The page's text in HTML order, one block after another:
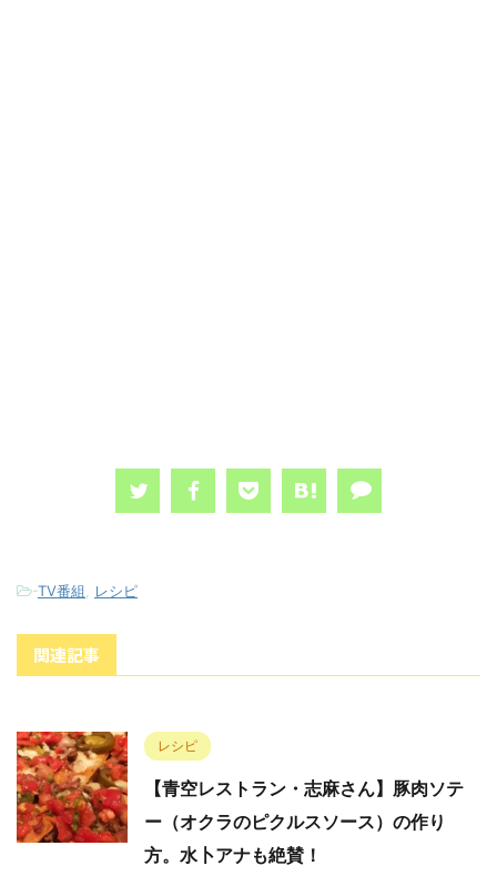
-TV番組 レシピ
関連記事
レシピ
【青空レストラン・志麻さん】豚肉ソテ
ー（オクラのピクルスソース）の作り
方。水卜アナも絶賛！